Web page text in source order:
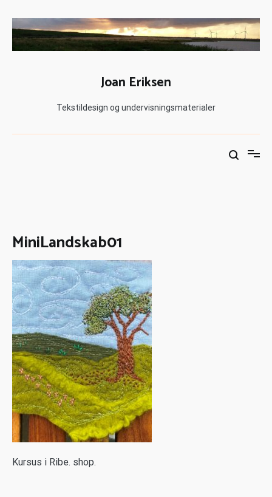
Joan Eriksen
Tekstildesign og undervisningsmaterialer
MiniLandskab01
Kursus i Ribe. shop.